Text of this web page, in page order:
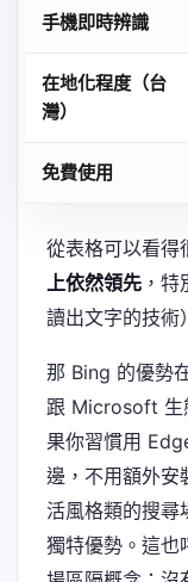
手機即時辨識
在地化程度（台
灣）
免費使用
從表格可以看得
上依然領先 ，
讀出文字的技術
那 Bing 的優勢
跟 Microsoft 生
果你習慣用
邊，不用額外
活風格類的搜尋
獨特優勢。這也